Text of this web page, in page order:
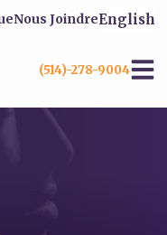
Nous JoindreEnglish
(514)-278-9004